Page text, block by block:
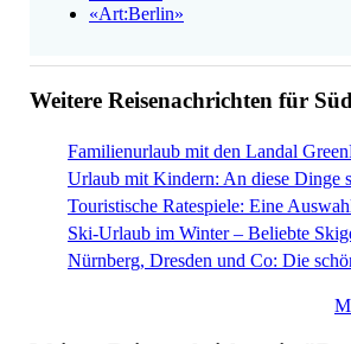
«Art:Berlin»
Weitere Reisenachrichten für
Familienurlaub mit den Landal
Urlaub mit Kindern: An diese Dinge
Touristische Ratespiele: Eine
Ski-Urlaub im Winter – Beliebte
Nürnberg, Dresden und Co: Die